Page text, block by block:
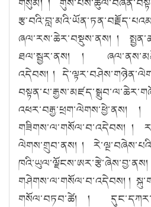
ཞལ་རས་ཆེར་བསྡུས་ནས། །
ཐལ་སྦྱར་ནས། །
འདེབས། །
འཕར་བརྒྱ་ཕྲག་ལེགས་ཕྱེ་ནས།
གཟིགས་ལ་གསོལ་བ་འདེབས། །
ལེགས་གྲུབ་ནས། །
གཤེགས་ལ་གསོལ་བ་འདེབས། །
གསོལ་བཏབ་ཚེ། །